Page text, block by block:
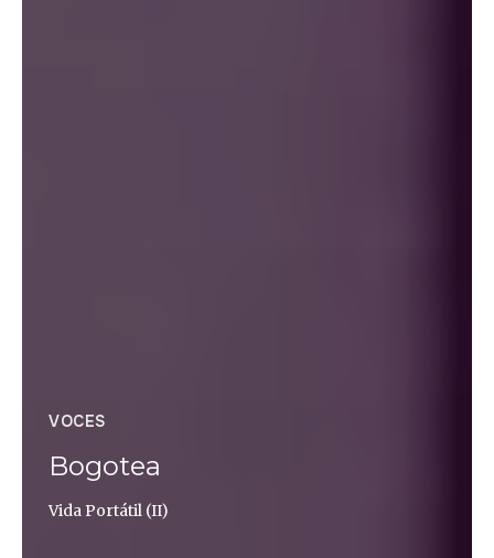
VOCES
Bogotea
Vida Portátil (II)